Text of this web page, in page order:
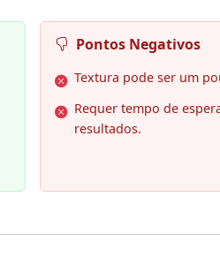
Pontos Negativos
Textura pode ser um
Requer tempo de
resultados.